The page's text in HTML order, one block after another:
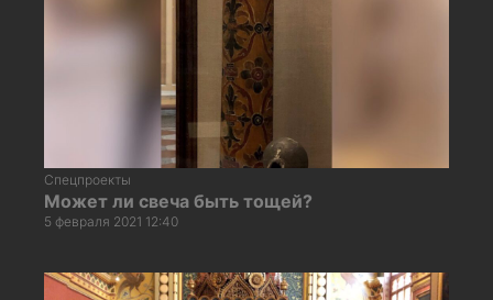
Спецпроекты
Может ли свеча быть тощей?
5 февраля 2021 12:40